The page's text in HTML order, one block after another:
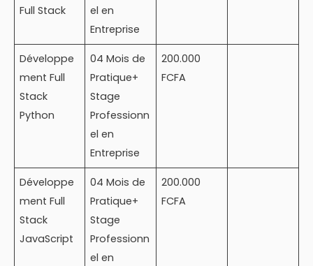
Full Stack
el en
Entreprise
Développe
ment Full
Stack
Python
04 Mois de
Pratique+
Stage
Professionn
el en
Entreprise
200.000
FCFA
Développe
ment Full
Stack
JavaScript
04 Mois de
Pratique+
Stage
Professionn
el en
200.000
FCFA